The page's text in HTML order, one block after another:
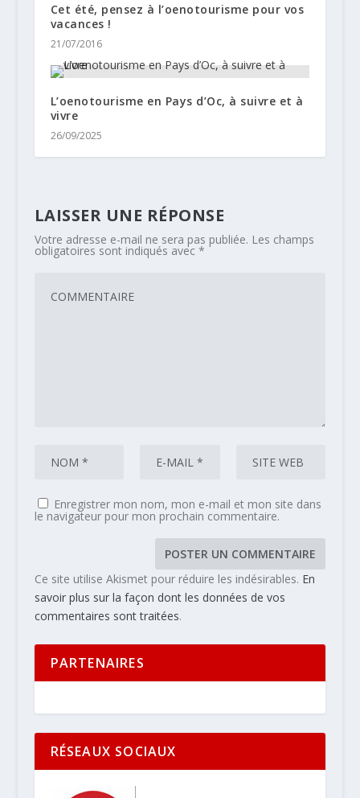
Cet été, pensez à l’oenotourisme pour vos
vacances !
21/07/2016
L’oenotourisme en Pays d’Oc, à suivre et à
vivre
26/09/2025
LAISSER UNE RÉPONSE
Votre adresse e-mail ne sera pas publiée. Les champs
obligatoires sont indiqués avec *
Enregistrer mon nom, mon e-mail et mon site dans
le navigateur pour mon prochain commentaire.
Ce site utilise Akismet pour réduire les indésirables. En
savoir plus sur la façon dont les données de vos
commentaires sont traitées.
PARTENAIRES
RÉSEAUX SOCIAUX